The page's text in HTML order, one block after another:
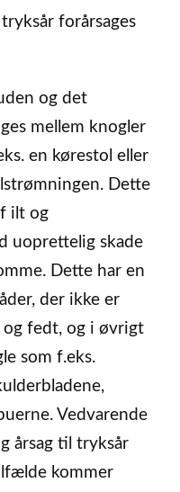
forårsages
og det
mellem knogler
en kørestol eller
Dette
ilt og
uoprettelig skade
Dette har en
der ikke er
fedt, og i øvrigt
som f.eks.
Vedvarende
årsag til tryksår
kommer